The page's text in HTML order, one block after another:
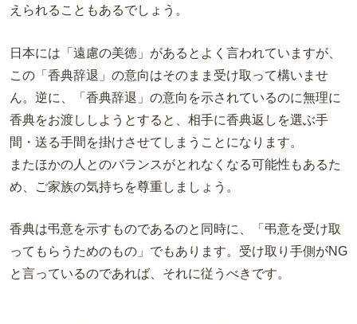
えられることもあるでしょう。
日本には「遠慮の美徳」があるとよく言われていますが、
この「香典辞退」の意向はそのまま受け取って構いませ
ん。逆に、「香典辞退」の意向を示されているのに無理に
香典をお渡ししようとすると、相手に香典返しを選ぶ手
間・送る手間を掛けさせてしまうことになります。
またほかの人とのバランスがとれなくなる可能性もあるた
め、ご家族の気持ちを尊重しましょう。
香典は弔意を示すものであるのと同時に、「弔意を受け取
ってもらうためのもの」でもあります。受け取り手側がNG
と言っているのであれば、それに従うべきです。